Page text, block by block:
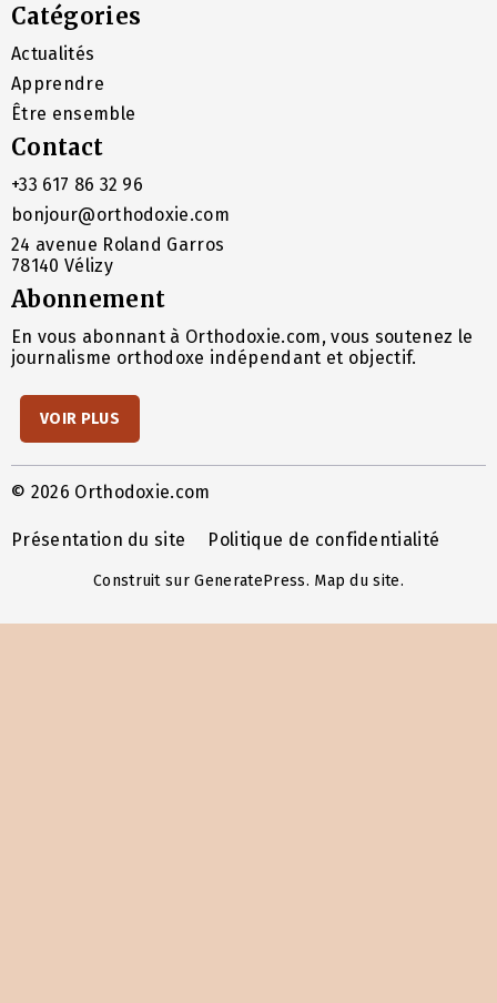
Catégories
Actualités
Apprendre
Être ensemble
Contact
+33 617 86 32 96
bonjour@orthodoxie.com
24 avenue Roland Garros
78140 Vélizy
Abonnement
En vous abonnant à Orthodoxie.com, vous soutenez le
journalisme orthodoxe indépendant et objectif.
VOIR PLUS
© 2026 Orthodoxie.com
Présentation du site Politique de confidentialité
Construit surGeneratePress. Map du site.